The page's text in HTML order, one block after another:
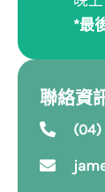
*最
聯絡資
(04)